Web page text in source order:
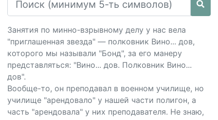
Занятия по минно-взрывному делу у нас вела
"приглашенная звезда" — полковник Вино... дов,
которого мы называли "Бонд", за его манеру
представляться: "Вино... дов. Полковник Вино...
дов".
Вообще-то, он преподавал в военном училище, но
училище "арендовало" у нашей части полигон, а
часть "арендовала" у них преподавателя. Не знаю,